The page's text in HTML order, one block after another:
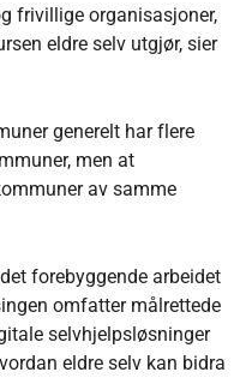
frivillige organisasjoner,
eldre selv utgjør, sier
generelt har flere
men at
av samme
forebyggende arbeidet
omfatter målrettede
selvhjelpsløsninger
eldre selv kan bidra